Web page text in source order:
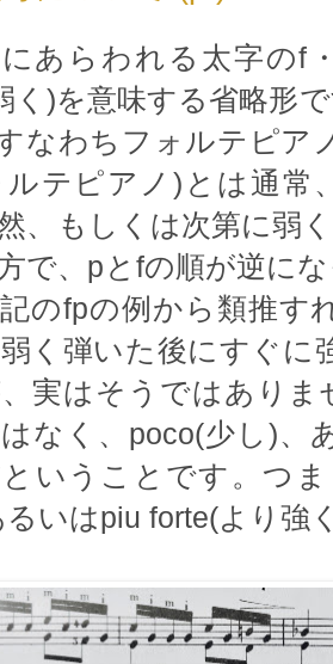
あらわれる太字のf
く)を意味する省略形
なわちフォルテピア
ルテピアノ)とは通常
、もしくは次第に弱
で、pとfの順が逆に
のfpの例から類推す
く弾いた後にすぐに
実はそうではあり
なく、poco(少し)、
いうことです。つ
るいはpiu forte(より強